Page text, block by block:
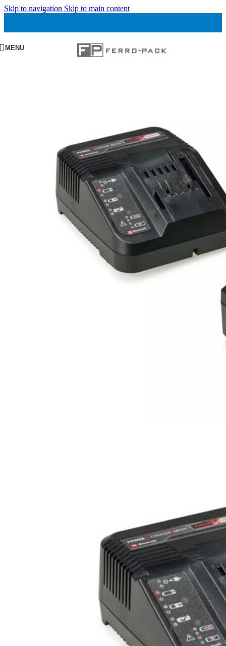
Skip to navigation Skip to main content
MENU